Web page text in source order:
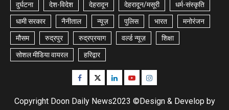
दुर्घटना देश-विदेश देहरादून देहरादून/मसूरी धर्म-संस्कृति
धामी सरकार नैनीताल न्यूज़ पुलिस भारत मनोरंजन
मौसम रुद्रपुर रुद्रप्रयाग वर्ल्ड न्यूज़ शिक्षा
सोशल मीडिया वायरल हरिद्वार
Facebook
TwitterLinkedinYoutubeInstagram
Copyright Doon Daily News2023 ©Design & Develop by